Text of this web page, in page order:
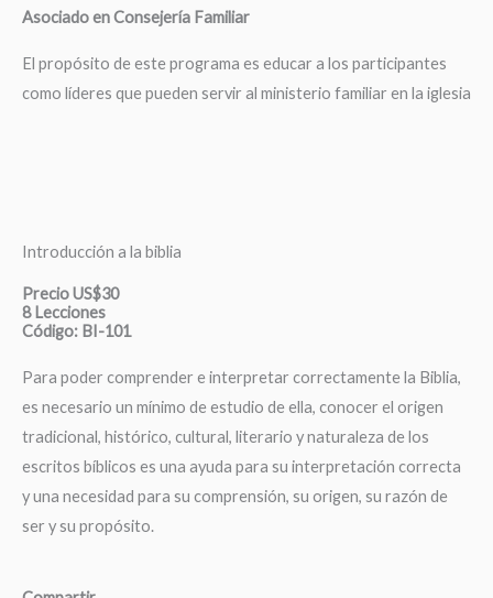
Asociado en Consejería Familiar
El propósito de este programa es educar a los participantes
como líderes que pueden servir al ministerio familiar en la iglesia
Introducción a la biblia
Precio US$30
8 Lecciones
Código: BI-101
Para poder comprender e interpretar correctamente la Biblia,
es necesario un mínimo de estudio de ella, conocer el origen
tradicional, histórico, cultural, literario y naturaleza de los
escritos bíblicos es una ayuda para su interpretación correcta
y una necesidad para su comprensión, su origen, su razón de
ser y su propósito.